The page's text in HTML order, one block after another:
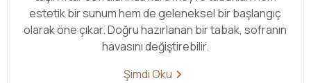
estetik bir sunum hem de geleneksel bir başlangıç
olarak öne çıkar. Doğru hazırlanan bir tabak, sofranın
havasını değiştirebilir.
Şimdi Oku